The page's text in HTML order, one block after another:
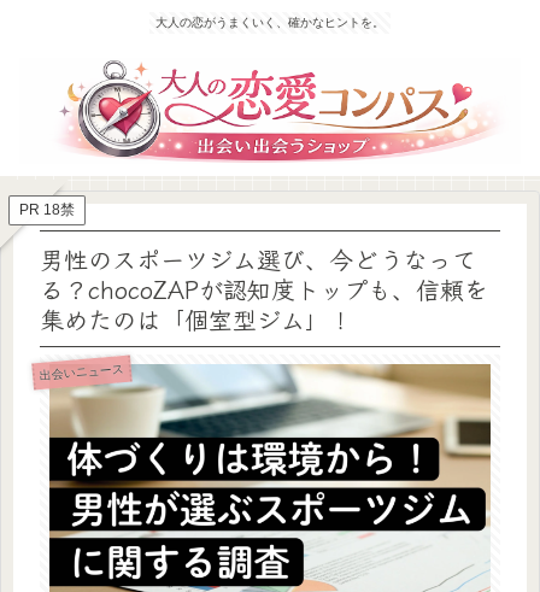
大人の恋がうまくいく、確かなヒントを。
PR 18禁
男性のスポーツジム選び、今どうなって
る？chocoZAPが認知度トップも、信頼を
集めたのは「個室型ジム」！
出会いニュース